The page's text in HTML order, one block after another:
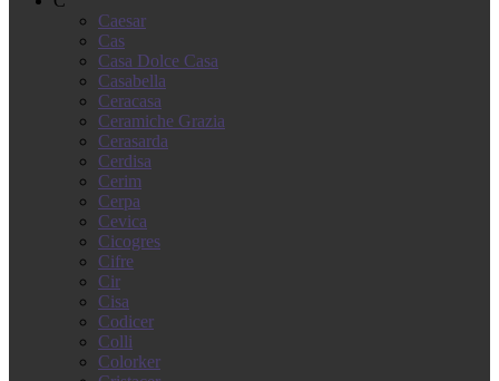
Caesar
Cas
Casa Dolce Casa
Casabella
Ceracasa
Ceramiche Grazia
Cerasarda
Cerdisa
Cerim
Cerpa
Cevica
Cicogres
Cifre
Cir
Cisa
Codicer
Colli
Colorker